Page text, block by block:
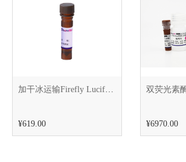
加干冰运输Firefly Luciferase Assay Kit（萤火虫荧光素酶报告基因检测试剂盒）
¥619.00 ¥6970.00